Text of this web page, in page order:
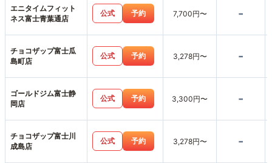
エニタイムフィット
ネス富士青葉通店
公式 予約 7,700円〜 -
チョコザップ富士瓜
島町店
公式 予約 3,278円〜 -
ゴールドジム富士静
岡店
公式 予約 3,300円〜 -
チョコザップ富士川
成島店
公式 予約 3,278円〜 -